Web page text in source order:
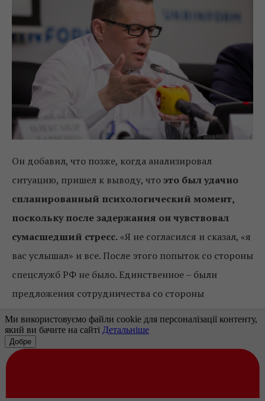
Он добавил, что позже, когда анализировал
ситуацию, пришел к выводу, чтоэто был удачно
спланированный психологический момент,
поскольку после задержания он чувствовал
сумасшедший стресс. «Я не согласился и сказал, «я
вас услышал» и все. После этого попыток со стороны
спецслужб РФ не было. Единственное – были
предложения сотрудничества со стороны
частности в следственном изоляторе “Матросская
тишина”, где я ждал этапирования».
лейтенанты» дали ему ручку, бумагу и сказали: